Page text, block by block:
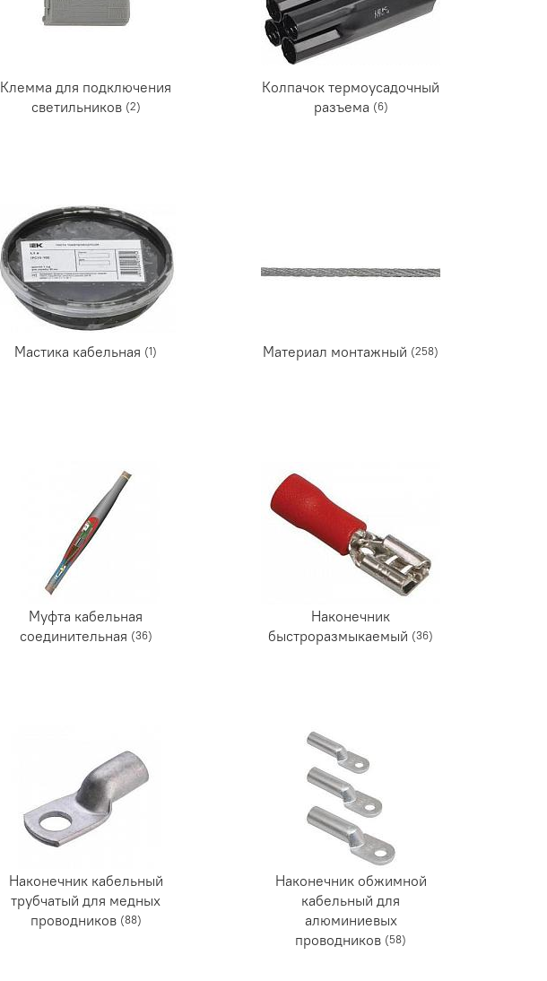
Клемма для подключения
светильников (2)
Колпачок термоусадочный
разъема (6)
Мастика кабельная (1) Материал монтажный (258)
Муфта кабельная
соединительная (36)
Наконечник
быстроразмыкаемый (36)
Наконечник кабельный
трубчатый для медных
проводников (88)
Наконечник обжимной
кабельный для
алюминиевых
проводников (58)